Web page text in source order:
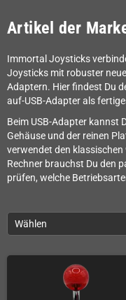
Artikel der
Immortal Joysticks
Joysticks mit robuster
Adaptern. Hier findest Du
auf-USB-Adapter als
Beim USB-Adapter kannst
Gehäuse und der reinen
verwendet den
Rechner brauchst Du den
prüfen, welche
Wählen